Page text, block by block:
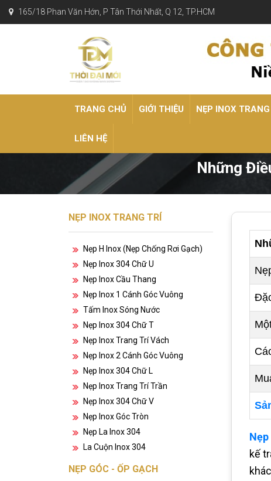
165/18 Phan Văn Hớn, P Tân Thới Nhất, Q 12, TP.HCM
TRANG CHỦ GIỚI THIỆU NẸP INOX
LIÊN HỆ
Những
NẸP INOX TRANG TRÍ
Nẹp H Inox (nẹp Chống Rơi Gạch)
Nẹp Inox 304 Chữ U
Nẹp Inox Cầu Thang
Nẹp Inox 1 Cánh Góc Vuông
Tấm Inox Sóng Nước
Nẹp Inox 304 Chữ T
Nẹp Inox Trang Trí Vách
Nẹp Inox 2 Cánh Góc Vuông
Nẹp Inox 304 Chữ L
Nẹp Inox Trang Trí Trần
Nẹp Inox 304 Chữ V
Nẹp Inox Góc Tròn
Nẹp La Inox 304
La Cuộn Inox 304
NẸP GÓC - ỐP GẠCH
kế